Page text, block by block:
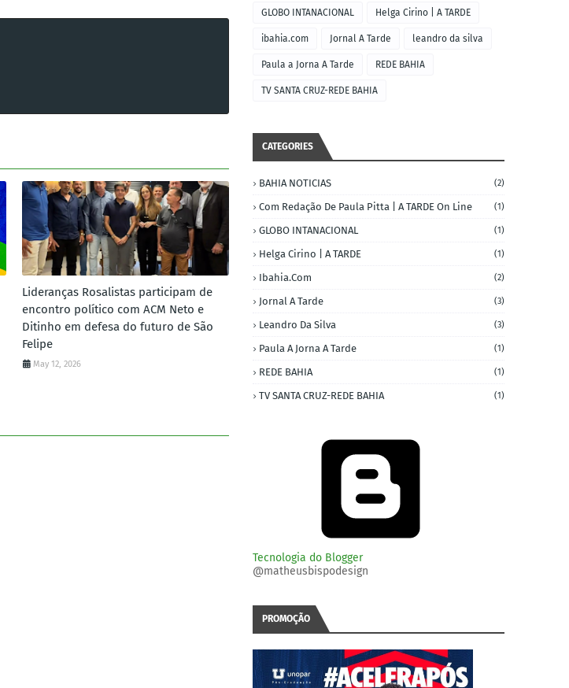
Lideranças Rosalistas participam de
encontro político com ACM Neto e
Ditinho em defesa do futuro de São
Felipe
May 12, 2026
GLOBO INTANACIONAL Helga Cirino | A TARDE
ibahia.com Jornal A Tarde leandro da silva
Paula a Jorna A Tarde REDE BAHIA
TV SANTA CRUZ-REDE BAHIA
CATEGORIES
BAHIA NOTICIAS (2)
Com Redação De Paula Pitta | A TARDE On Line (1)
GLOBO INTANACIONAL (1)
Helga Cirino | A TARDE (1)
Ibahia.com (2)
Jornal A Tarde (3)
Leandro Da Silva (3)
Paula A Jorna A Tarde (1)
REDE BAHIA (1)
TV SANTA CRUZ-REDE BAHIA (1)
Tecnologia do Blogger
@matheusbispodesign
PROMOÇÃO